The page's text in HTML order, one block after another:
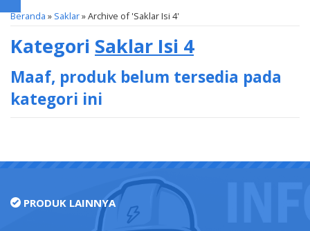
Beranda » Saklar»Archive of 'Saklar Isi 4'
Kategori Saklar Isi 4
Maaf, produk belum tersedia pada
kategori ini
PRODUK LAINNYA